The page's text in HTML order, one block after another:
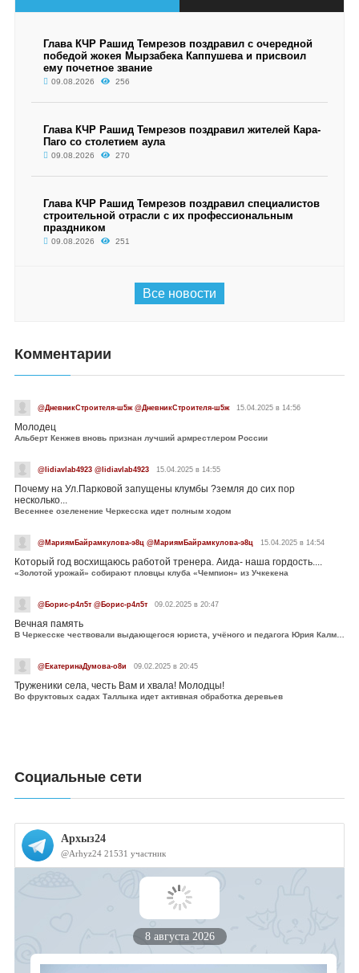
Глава КЧР Рашид Темрезов поздравил с очередной
победой жокея Мырзабека Каппушева и присвоил
ему почетное звание
09.08.2026 256
Глава КЧР Рашид Темрезов поздравил жителей Кара-
Паго со столетием аула
09.08.2026 270
Глава КЧР Рашид Темрезов поздравил специалистов
строительной отрасли с их профессиональным
праздником
09.08.2026 251
Все новости
Комментарии
@ДневникСтроителя-ш5ж @ДневникСтроителя-ш5ж 15.04.2025 в 14:56
Молодец
Альберт Кенжев вновь признан лучший армрестлером России
@lidiavlab4923 @lidiavlab4923 15.04.2025 в 14:55
Почему на Ул.Парковой запущены клумбы ?земля до сих пор
несколько...
Весеннее озеленение Черкесска идет полным ходом
@МариямБайрамкулова-э8ц @МариямБайрамкулова-э8ц 15.04.2025 в 14:54
Который год восхищаюсь работой тренера. Аида- наша гордость....
«Золотой урожай» собирают пловцы клуба «Чемпион» из Учкекена
@Борис-р4л5т @Борис-р4л5т 09.02.2025 в 20:47
Вечная память
В Черкесске чествовали выдающегося юриста, учёного и педагога Юрия Калмыкова
@ЕкатеринаДумова-о8и 09.02.2025 в 20:45
Труженики села, честь Вам и хвала! Молодцы!
Во фруктовых садах Таллыка идет активная обработка деревьев
Социальные сети